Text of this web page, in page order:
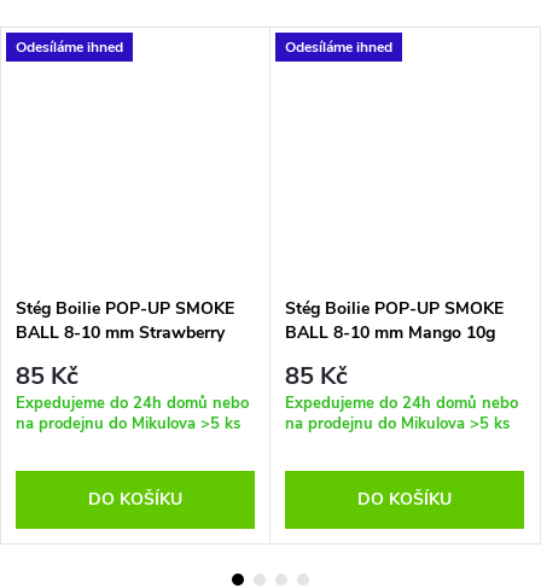
Odesíláme ihned
Stég Boilie POP-UP SMOKE
BALL 8-10 mm Strawberry
85 Kč
Expedujeme do 24h domů nebo
na prodejnu do Mikulova >5 ks
DO KOŠÍKU
Odesíláme ihned
Stég Boilie POP-UP SMOKE
BALL 8-10 mm Mango 10g
85 Kč
Expedujeme do 24h domů nebo
na prodejnu do Mikulova >5 ks
DO KOŠÍKU